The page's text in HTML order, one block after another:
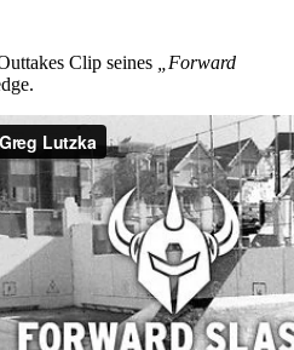
Clip seines „Forward